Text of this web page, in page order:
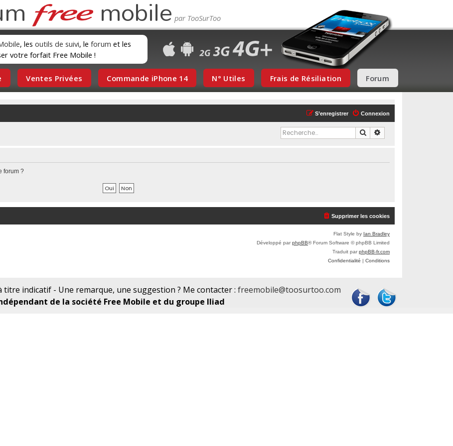
mobile
, les outils de suivi, le forum et les
votre forfait Free Mobile !
Ventes Privées Commande iPhone 14 N° Utiles Frais de Résiliation Forum
Connexion
S’enregistrer
Rechercher
forum ?
Supprimer les cookies
Flat Style by Ian Bradley
Développé parphpBB® Forum Software © phpBB Limited
Traduit parphpBB-fr.com
Confidentialité
Conditions
indicatif - Une remarque, une suggestion ? Me contacter : freemobile@toosurtoo.com
de la société Free Mobile et du groupe Iliad